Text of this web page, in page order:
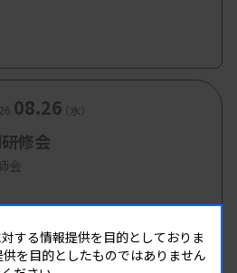
08.26（水）
修会
会
する情報提供を目的としておりま
を目的としたものではありません